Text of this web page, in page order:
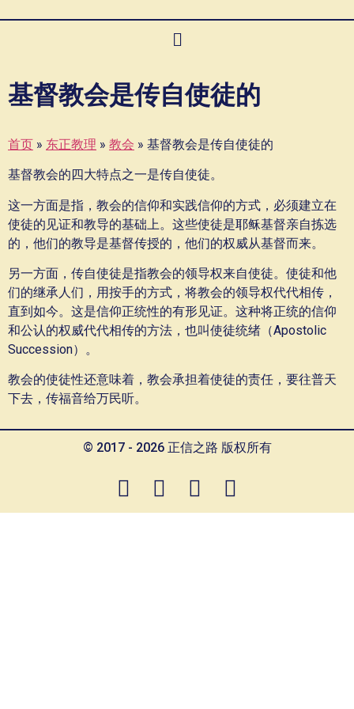
基督教会是传自使徒的
首页 » 东正教理 » 教会 » 基督教会是传自使徒的
基督教会的四大特点之一是传自使徒。
这一方面是指，教会的信仰和实践信仰的方式，必须建立在
使徒的见证和教导的基础上。这些使徒是耶稣基督亲自拣选
的，他们的教导是基督传授的，他们的权威从基督而来。
另一方面，传自使徒是指教会的领导权来自使徒。使徒和他
们的继承人们，用按手的方式，将教会的领导权代代相传，
直到如今。这是信仰正统性的有形见证。这种将正统的信仰
和公认的权威代代相传的方法，也叫使徒统绪（Apostolic
Succession）。
教会的使徒性还意味着，教会承担着使徒的责任，要往普天
下去，传福音给万民听。
© 2017 - 2026 正信之路 版权所有